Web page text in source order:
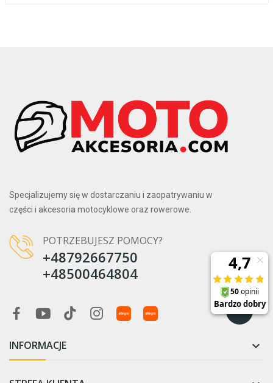
Specjalizujemy się w dostarczaniu i zaopatrywaniu w
części i akcesoria motocyklowe oraz rowerowe.
POTRZEBUJESZ POMOCY?
+48792667750
+48500464804
INFORMACJE 